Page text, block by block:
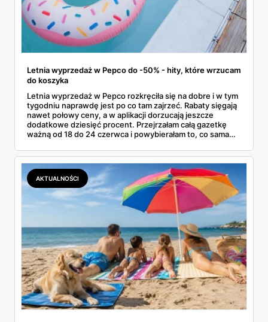
Letnia wyprzedaż w Pepco do -50% - hity, które wrzucam
do koszyka
Letnia wyprzedaż w Pepco rozkręciła się na dobre i w tym
tygodniu naprawdę jest po co tam zajrzeć. Rabaty sięgają
nawet połowy ceny, a w aplikacji dorzucają jeszcze
dodatkowe dziesięć procent. Przejrzałam całą gazetkę
ważną od 18 do 24 czerwca i powybierałam to, co sama
bawełniane ubranka dla dzieci, koszulki z bajkowymi
postaciami. Wszystko z jednej gazetki, bez biegania po
pół mieście.
AKTUALNOŚCI